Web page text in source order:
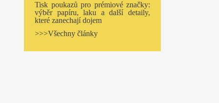
Tisk poukazů pro prémiové značky:
výběr papíru, laku a další detaily,
které zanechají dojem
>>>Všechny články